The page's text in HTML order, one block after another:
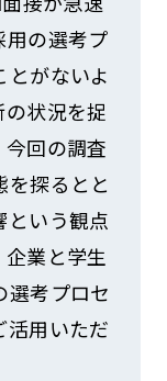
用の選考プ
とがないよ
状況を捉
回の調査
を探るとと
という観点
業と学生
選考プロセ
活用いただ